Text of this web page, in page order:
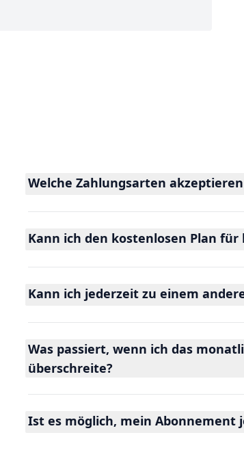
Welche Zahlungsarten akzeptieren
Kann ich den kostenlosen Plan
Kann ich jederzeit zu einem
Was passiert, wenn ich das
überschreite?
Ist es möglich, mein Abonnement